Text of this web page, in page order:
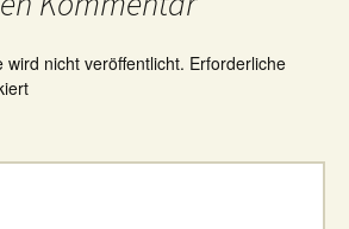
wird nicht veröffentlicht. Erforderliche